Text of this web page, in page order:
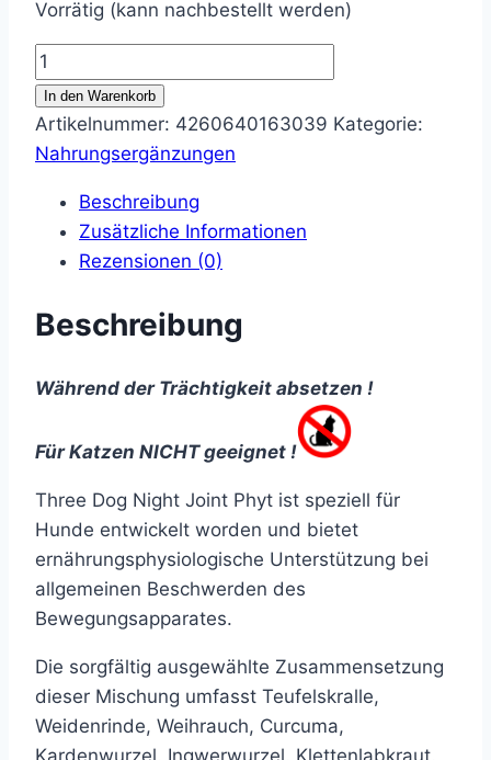
Vorrätig (kann nachbestellt werden)
DHN
-
Joint
Phyt
150g
Menge
In den Warenkorb
Artikelnummer: 4260640163039 Kategorie:
Nahrungsergänzungen
Beschreibung
Zusätzliche Informationen
Rezensionen (0)
Beschreibung
Während der Trächtigkeit absetzen !
Für Katzen NICHT geeignet !
Three Dog Night Joint Phyt ist speziell für
Hunde entwickelt worden und bietet
ernährungsphysiologische Unterstützung bei
allgemeinen Beschwerden des
Bewegungsapparates.
Die sorgfältig ausgewählte Zusammensetzung
dieser Mischung umfasst Teufelskralle,
Weidenrinde, Weihrauch, Curcuma,
Kardenwurzel, Ingwerwurzel, Klettenlabkraut,